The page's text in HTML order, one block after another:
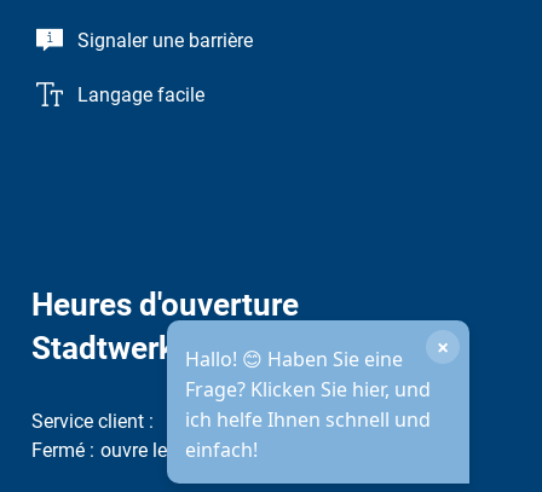
Signaler une barrière
Langage facile
Heures d'ouverture
StadtwerkeHallo! 😊 Haben Sie eine
Frage? Klicken Sie hier, und
ich helfe Ihnen schnell und
einfach!
×
Service client :
Cliquez pour masquer d'autres heures d'ouverture ou de
Fermé : ouvre le vendredi suivant à 07h00